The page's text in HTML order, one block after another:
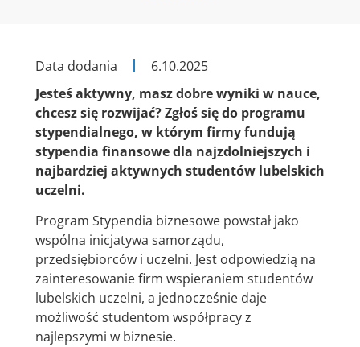
Data dodania
6.10.2025
Jesteś aktywny, masz dobre wyniki w nauce,
chcesz się rozwijać? Zgłoś się do programu
stypendialnego, w którym firmy fundują
stypendia finansowe dla najzdolniejszych i
najbardziej aktywnych studentów lubelskich
uczelni.
Program Stypendia biznesowe powstał jako
wspólna inicjatywa samorządu,
przedsiębiorców i uczelni. Jest odpowiedzią na
zainteresowanie firm wspieraniem studentów
lubelskich uczelni, a jednocześnie daje
możliwość studentom współpracy z
najlepszymi w biznesie.